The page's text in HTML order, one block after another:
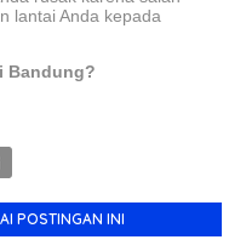
lantai Anda kepada
Bandung?
POSTINGAN INI